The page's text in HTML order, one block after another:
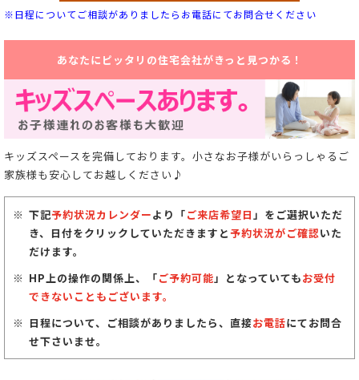
※日程についてご相談がありましたらお電話にてお問合せください
あなたにピッタリの住宅会社がきっと見つかる！
キッズスペースを完備しております。小さなお子様がいらっしゃるご
家族様も安心してお越しください♪
下記予約状況カレンダーより「ご来店希望日」をご選択いただ
き、日付をクリックしていただきますと予約状況がご確認いた
だけます。
HP上の操作の関係上、「ご予約可能」となっていてもお受付
できないこともございます。
日程について、ご相談がありましたら、直接お電話にてお問合
せ下さいませ。